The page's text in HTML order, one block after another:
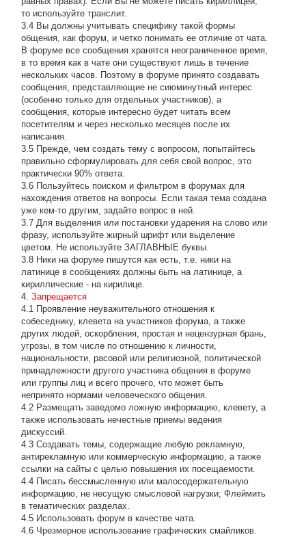
то используйте транслит.
3.4 Вы должны учитывать специфику такой формы
общения, как форум, и четко понимать ее отличие от чата.
В форуме все сообщения хранятся неограниченное время,
в то время как в чате они существуют лишь в течение
нескольких часов. Поэтому в форуме принято создавать
сообщения, представляющие не сиюминутный интерес
(особенно только для отдельных участников), а
сообщения, которые интересно будет читать всем
посетителям и через несколько месяцев после их
написания.
3.5 Прежде, чем создать тему с вопросом, попытайтесь
правильно сформулировать для себя свой вопрос, это
практически 90% ответа.
3.6 Пользуйтесь поиском и фильтром в форумах для
нахождения ответов на вопросы. Если такая тема создана
уже кем-то другим, задайте вопрос в ней.
3.7 Для выделения или постановки ударения на слово или
фразу, используйте жирный шрифт или выделение
цветом. Не используйте ЗАГЛАВНЫЕ буквы.
3.8 Ники на форуме пишутся как есть, т.е. ники на
латинице в сообщениях должны быть на латинице, а
кириллические - на кирилице.
4.Запрещается
4.1 Проявление неуважительного отношения к
собеседнику, клевета на участников форума, а также
других людей, оскорбления, простая и нецензурная брань,
угрозы, в том числе по отношению к личности,
национальности, расовой или религиозной, политической
принадлежности другого участника общения в форуме
или группы лиц и всего прочего, что может быть
непринято нормами человеческого общения.
4.2 Размещать заведомо ложную информацию, клевету, а
также использовать нечестные приемы ведения
дискуссий.
4.3 Создавать темы, содержащие любую рекламную,
антирекламную или коммерческую информацию, а также
ссылки на сайты с целью повышения их посещаемости.
4.4 Писать бессмысленнyю или малосодеpжательнyю
инфоpмацию, не несущую смысловой нагрузки; Флеймить
в тематических разделах.
4.5 Использовать форум в качестве чата.
4.6 Чрезмерное использование графических смайликов.